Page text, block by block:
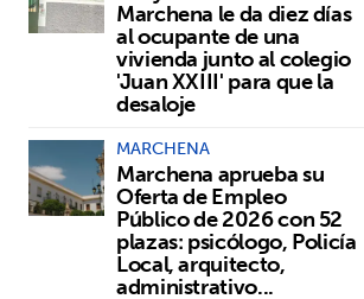
Marchena le da diez días
al ocupante de una
vivienda junto al colegio
'Juan XXIII' para que la
desaloje
MARCHENA
Marchena aprueba su
Oferta de Empleo
Público de 2026 con 52
plazas: psicólogo, Policía
Local, arquitecto,
administrativo...